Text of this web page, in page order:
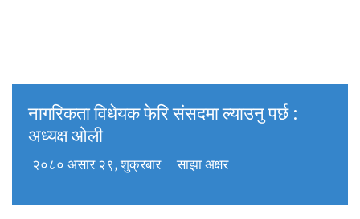
नागरिकता विधेयक फेरि संसदमा ल्याउनु पर्छ :
अध्यक्ष ओली
२०८० असार २९, शुक्रबार साझा अक्षर